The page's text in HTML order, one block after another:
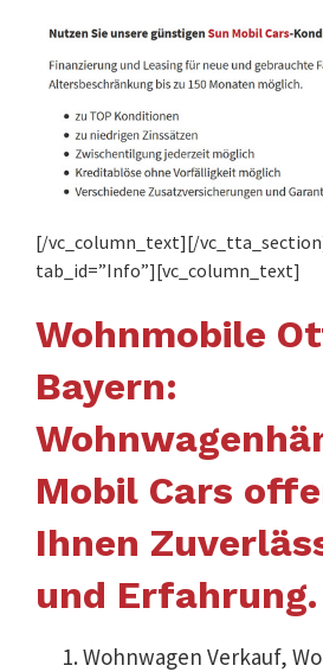
[/vc_column_text][/
tab_id=”Info”][vc_column_text]
Wohnmobile
Bayern:
Mobil Cars
Ihnen
und Erfahrung.
Wohnwagen Verkauf,